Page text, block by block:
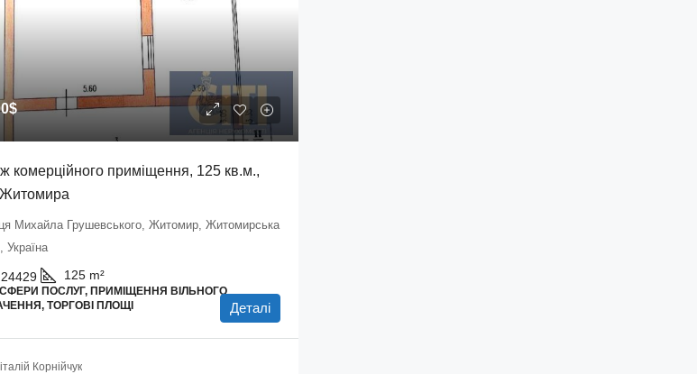
комерційного приміщення, 125 кв.м.,
Михайла Грушевського, Житомир, Житомирська
Україна
24429 125 m²
ПОСЛУГ, ПРИМІЩЕННЯ ВІЛЬНОГО
ТОРГОВІ ПЛОЩІ
Деталі
Корнійчук